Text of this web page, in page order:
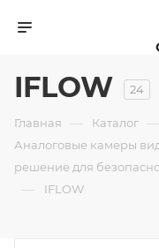
IFLOW 24
Главная — Каталог —
Аналоговые камеры
решение для
— IFLOW